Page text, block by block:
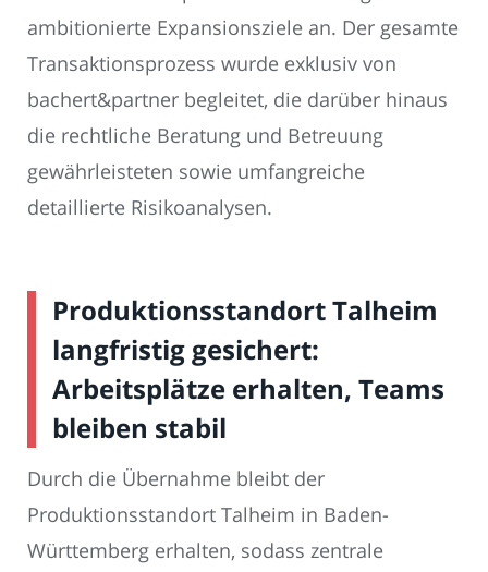
ambitionierte Expansionsziele an. Der gesamte
Transaktionsprozess wurde exklusiv von
bachert&partner begleitet, die darüber hinaus
die rechtliche Beratung und Betreuung
gewährleisteten sowie umfangreiche
detaillierte Risikoanalysen.
Produktionsstandort Talheim
langfristig gesichert:
Arbeitsplätze erhalten, Teams
bleiben stabil
Durch die Übernahme bleibt der
Produktionsstandort Talheim in Baden-
Württemberg erhalten, sodass zentrale